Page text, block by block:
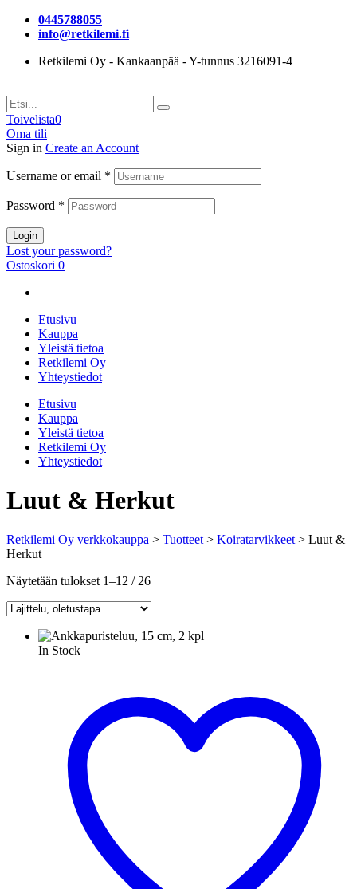
0445788055
info@retkilemi.fi
Retkilemi Oy - Kankaanpää - Y-tunnus 3216091-4
Toivelista0
Oma tili
Sign in Create an Account
Username or email *
Password *
Login
Lost your password?
Ostoskori 0
Etusivu
Kauppa
Yleistä tietoa
Retkilemi Oy
Yhteystiedot
Etusivu
Kauppa
Yleistä tietoa
Retkilemi Oy
Yhteystiedot
Luut & Herkut
Retkilemi Oy verkkokauppa > Tuotteet > Koiratarvikkeet > Luut &
Herkut
Näytetään tulokset 1–12 / 26
In Stock